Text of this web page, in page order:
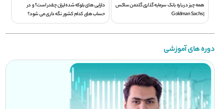
همه چیز درباره بانک سرمایه گذاری گلدمن ساکس
| Goldman Sachs
دارایی های بلوکه شده ایران چقدر است؟ و در
حساب های کدام کشور نگه داری می شود؟
دوره های آموزشی